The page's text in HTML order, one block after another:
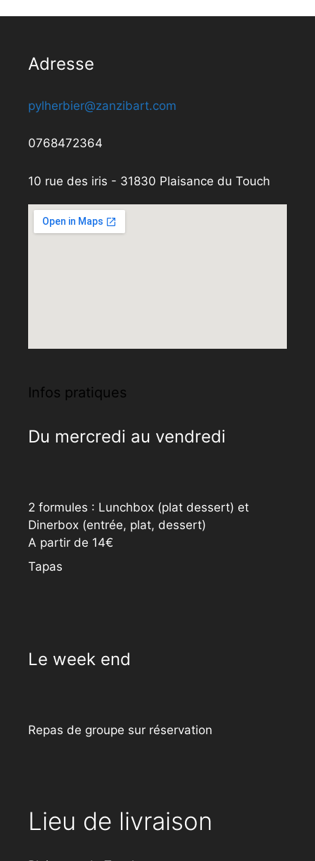
Adresse
pylherbier@zanzibart.com
0768472364
10 rue des iris - 31830 Plaisance du Touch
Infos pratiques
Du mercredi au vendredi
2 formules : Lunchbox (plat dessert) et
Dinerbox (entrée, plat, dessert)
A partir de 14€
Tapas
Le week end
Repas de groupe sur réservation
Lieu de livraison